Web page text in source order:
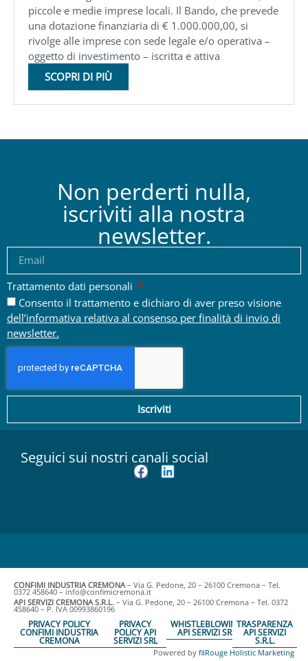
piccole e medie imprese locali. Il Bando, che prevede
una dotazione finanziaria di € 1.000.000,00, si
rivolge alle imprese con sede legale e/o operativa –
oggetto di investimento – iscritta e attiva
SCOPRI DI PIÙ
Non perderti nulla,
iscriviti alla nostra
newsletter.
Trattamento dati personali
Consento il trattamento e dichiaro di aver preso visione
dell’informativa relativa al consenso per finalità di invio di
newsletter.
Iscriviti
Seguici sui nostri canali social
CONFIMI INDUSTRIA CREMONA – Via G. Pedone, 20 – 26100 Cremona – Tel.
0372 458640 – info@confimicremona.it
API SERVIZI CREMONA S.R.L. – Via G. Pedone, 20 – 26100 Cremona – Tel. 0372
458640 – P. IVA 00993860196
PRIVACY POLICY
CONFIMI INDUSTRIA
CREMONA
PRIVACY
POLICY API
SERVIZI SRL
WHISTLEBLOWING
API SERVIZI SRL
TRASPARENZA
API SERVIZI
S.R.L.
Powered by filRouge Holistic Marketing